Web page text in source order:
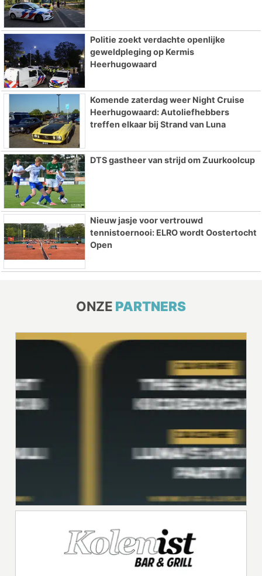
Politie zoekt verdachte openlijke
geweldpleging op Kermis
Heerhugowaard
Komende zaterdag weer Night Cruise
Heerhugowaard: Autoliefhebbers
treffen elkaar bij Strand van Luna
DTS gastheer van strijd om Zuurkoolcup
Nieuw jasje voor vertrouwd
tennistoernooi: ELRO wordt Oostertocht
Open
ONZE PARTNERS